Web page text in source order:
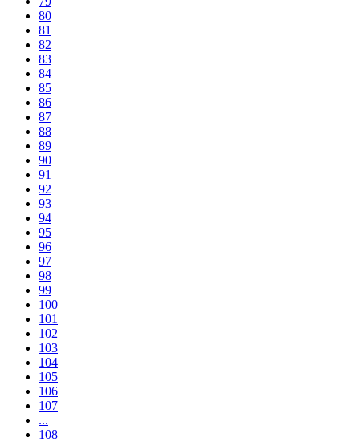
80
81
82
83
84
85
86
87
88
89
90
91
92
93
94
95
96
97
98
99
100
101
102
103
104
105
106
107
...
108